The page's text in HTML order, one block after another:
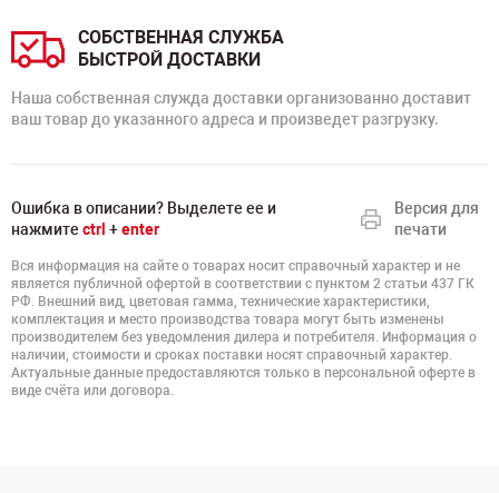
СОБСТВЕННАЯ СЛУЖБА
БЫСТРОЙ ДОСТАВКИ
Наша собственная служда доставки организованно доставит
ваш товар до указанного адреса и произведет разгрузку.
Ошибка в описании? Выделете ее и
нажмите ctrl +enter
Версия для
печати
Вся информация на сайте о товарах носит справочный характер и не
является публичной офертой в соответствии с пунктом 2 статьи 437 ГК
РФ. Внешний вид, цветовая гамма, технические характеристики,
комплектация и место производства товара могут быть изменены
производителем без уведомления дилера и потребителя. Информация о
наличии, стоимости и сроках поставки носят справочный характер.
Актуальные данные предоставляются только в персональной оферте в
виде счёта или договора.